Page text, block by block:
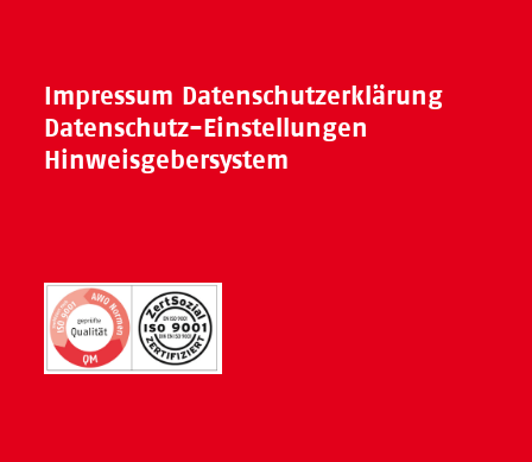
Impressum Datenschutzerklärung
Datenschutz-Einstellungen
Hinweisgebersystem